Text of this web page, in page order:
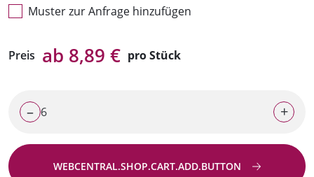
Muster zur Anfrage hinzufügen
Preis ab 8,89 € pro Stück
– +
WEBCENTRAL.SHOP.CART.ADD.BUTTON